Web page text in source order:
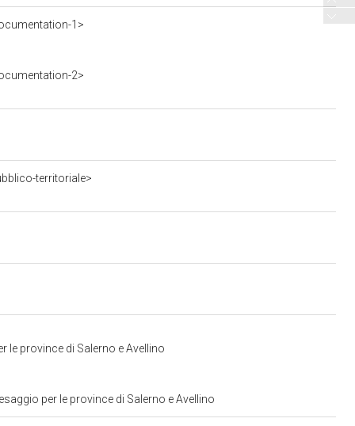
1>
2>
territoriale>
le province di Salerno e Avellino
per le province di Salerno e Avellino